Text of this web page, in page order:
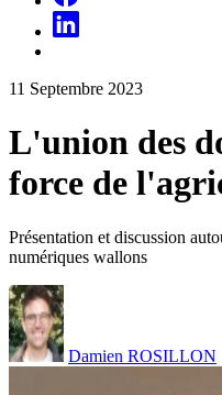
11 Septembre 2023
L'union des
force de
Présentation et discussion
numériques wallons
Damien ROSILLON